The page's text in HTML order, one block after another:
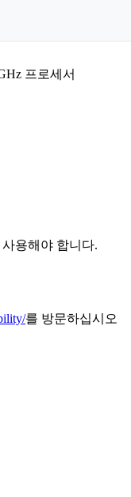
프로세서
용해야 합니다.
를 방문하십시오